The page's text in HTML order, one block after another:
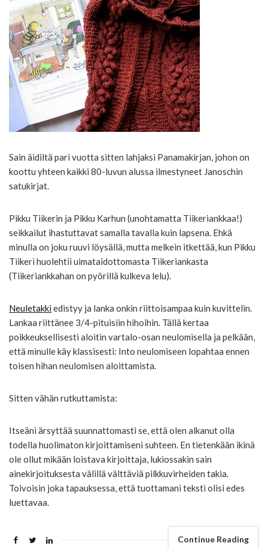
Sain äidiltä pari vuotta sitten lahjaksi Panamakirjan, johon on
koottu yhteen kaikki 80-luvun alussa ilmestyneet Janoschin
satukirjat.
Pikku Tiikerin ja Pikku Karhun (unohtamatta Tiikeriankkaa!)
seikkailut ihastuttavat samalla tavalla kuin lapsena. Ehkä
minulla on joku ruuvi löysällä, mutta melkein itkettää, kun Pikku
Tiikeri huolehtii uimataidottomasta Tiikeriankasta
(Tiikeriankkahan on pyörillä kulkeva lelu).
Neuletakki edistyy ja lanka onkin riittoisampaa kuin kuvittelin.
Lankaa riittänee 3/4-pituisiin hihoihin. Tällä kertaa
poikkeuksellisesti aloitin vartalo-osan neulomisella ja pelkään,
että minulle käy klassisesti: Into neulomiseen lopahtaa ennen
toisen hihan neulomisen aloittamista.
Sitten vähän rutkuttamista:
Itseäni ärsyttää suunnattomasti se, että olen alkanut olla
todella huolimaton kirjoittamiseni suhteen. En tietenkään ikinä
ole ollut mikään loistava kirjoittaja, lukiossakin sain
ainekirjoituksesta välillä välttäviä pilkkuvirheiden takia.
Toivoisin joka tapauksessa, että tuottamani teksti olisi edes
luettavaa.
Continue Reading